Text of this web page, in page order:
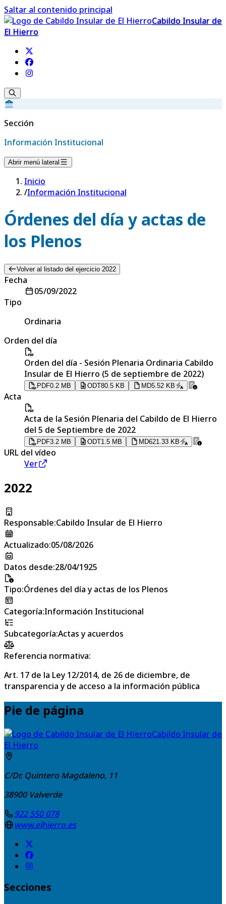
Saltar al contenido principal
Cabildo Insular de
El Hierro
Sección
Información Institucional
Abrir menú lateral
Inicio
/Información Institucional
Órdenes del día y actas de
los Plenos
Volver al listado del ejercicio 2022
Fecha
05/09/2022
Tipo
Ordinaria
Orden del día
Orden del día - Sesión Plenaria Ordinaria Cabildo
Insular de El Hierro (5 de septiembre de 2022)
PDF0.2 MB ODT80.5 KB MD5.52 KB
Acta
Acta de la Sesión Plenaria del Cabildo de El Hierro
del 5 de Septiembre de 2022
PDF3.2 MB ODT1.5 MB MD621.33 KB
URL del vídeo
Ver
2022
Responsable:Cabildo Insular de El Hierro
Actualizado:05/08/2026
Datos desde:28/04/1925
Tipo:Órdenes del día y actas de los Plenos
Categoría:Información Institucional
Subcategoría:Actas y acuerdos
Referencia normativa:
Art. 17 de la Ley 12/2014, de 26 de diciembre, de
transparencia y de acceso a la información pública
Pie de página
Cabildo Insular de
El Hierro
C/Dr. Quintero Magdaleno, 11
38900 Valverde
922 550 078
www.elhierro.es
Secciones